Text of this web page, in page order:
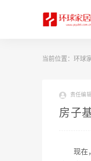
当前位置： 环球
责任编
房子
现在，